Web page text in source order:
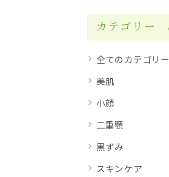
カテゴリー
全てのカテゴリー
美肌
小顔
二重顎
黒ずみ
スキンケア